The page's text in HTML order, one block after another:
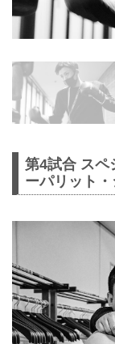
第4試合 スペ
ーパリット